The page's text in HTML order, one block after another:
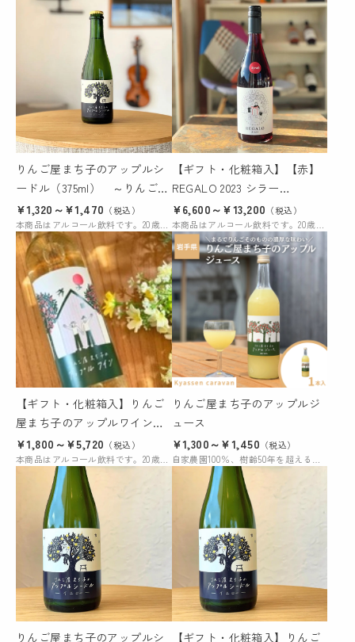
りんご屋まち子のアップルシ
ードル（375ml） ～りんご３
姉妹グリーン～
¥1,320～¥1,470 （税込）
【ギフト・化粧箱入】【赤】
REGALO 2023 シラー
（750ml）
¥6,600～¥13,200 （税込）
【ギフト・化粧箱入】りんご
屋まち子のアップルワイン
（375ml）女性リピーターの多
い優しい味わいのワイン
¥1,800～¥5,720 （税込）
りんご屋まち子のアップルジ
ュース
¥1,300～¥1,450 （税込）
りんご屋まち子のアップルシ
【ギフト・化粧箱入】りんご